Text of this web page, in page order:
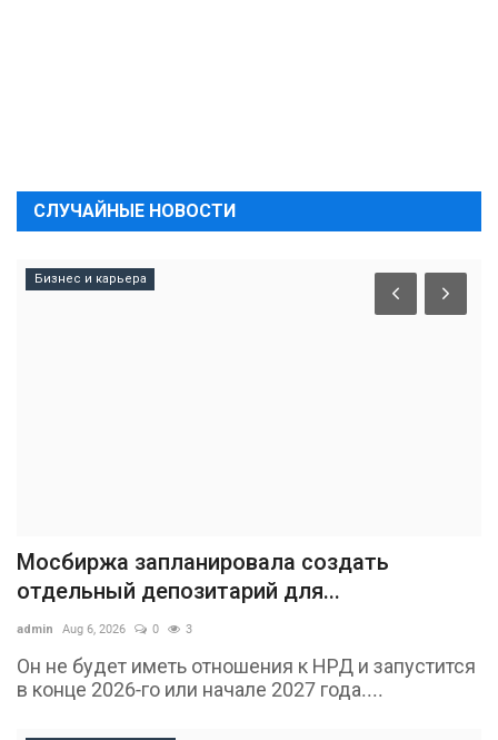
СЛУЧАЙНЫЕ НОВОСТИ
Бизнес и карьера
Мосбиржа запланировала создать
отдельный депозитарий для...
admin Aug 6, 2026 0 3
Он не будет иметь отношения к НРД и запустится
в конце 2026-го или начале 2027 года....